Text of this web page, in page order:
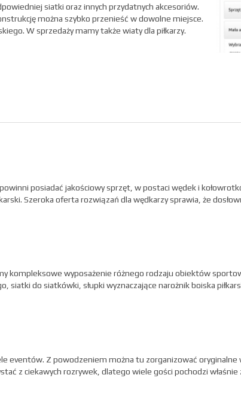
siatki oraz innych przydatnych akcesoriów.
można szybko przenieść w dowolne miejsce.
W sprzedaży mamy także wiaty dla piłkarzy.
posiadać jakościowy sprzęt, w postaci wędek i
Szeroka oferta rozwiązań dla wędkarzy sprawia, że
kompleksowe wyposażenie różnego rodzaju obiektów
siatki do siatkówki, słupki wyznaczające narożnik boiska
eventów. Z powodzeniem można tu zorganizować oryginalne
z ciekawych rozrywek, dlatego wiele gości pochodzi właśnie